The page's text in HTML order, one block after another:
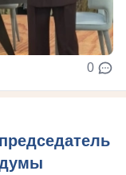
0